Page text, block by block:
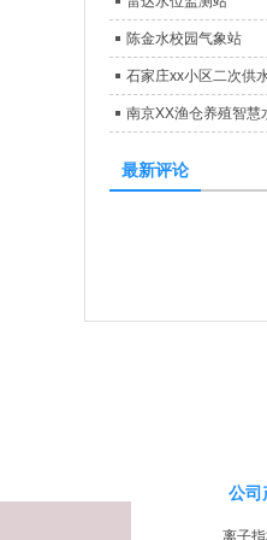
陈金水校园气象站
石家庄xx小区二次供
南京XX渔仓养殖智慧
最新评论
公司
离子